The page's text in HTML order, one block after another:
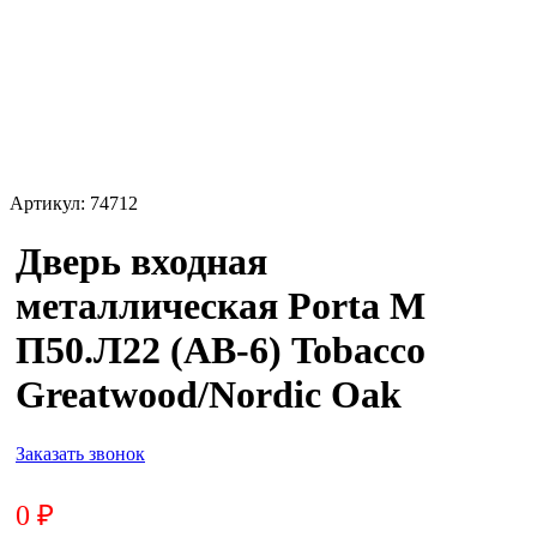
Артикул: 74712
Дверь входная
металлическая Porta M
П50.Л22 (AB-6) Tobacco
Greatwood/Nordic Oak
Заказать звонок
0 ₽